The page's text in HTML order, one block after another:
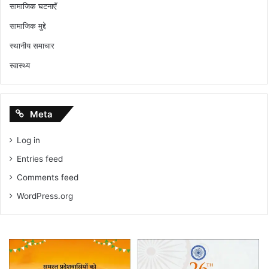
सामाजिक घटनाएँ
सामाजिक मुद्दे
स्थानीय समाचार
स्वास्थ्य
Meta
Log in
Entries feed
Comments feed
WordPress.org